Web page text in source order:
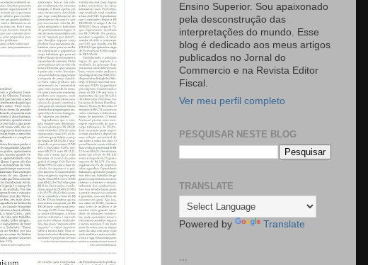
Ensino Superior. Sou apaixonado
pela desconstrução das
interpretações do mundo. Esse
blog é dedicado aos meus artigos
publicados no Jornal do
Commercio e na Revista Editor
Fiscal.
Ver meu perfil completo
PESQUISAR NESTE BLOG
TRANSLATE
Powered by Translate
...